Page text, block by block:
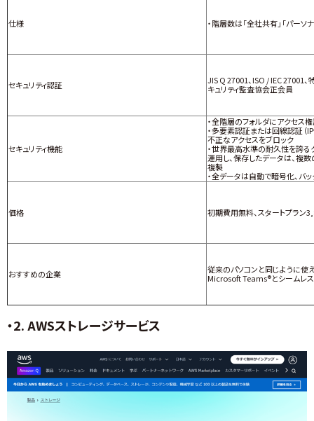
仕様 ・階層数は「全社共有」「パーソ
セキュリティ認証
JIS Q 27001、ISO / IEC 27001
キュリティ監査協会正会員
セキュリティ機能
・全階層のフォルダにアクセス
・多要素認証または回線認証（
不正なアクセスをブロック
・世界最高水準の耐久性を誇る
運用し、保存したデータは、複
複製
・全データは自動で暗号化、バッ
価格 初期費用無料、スタートプラン
おすすめの企業
従来のパソコンと同じように使
Microsoft Teams®とシームレ
・2. AWSストレージサービス